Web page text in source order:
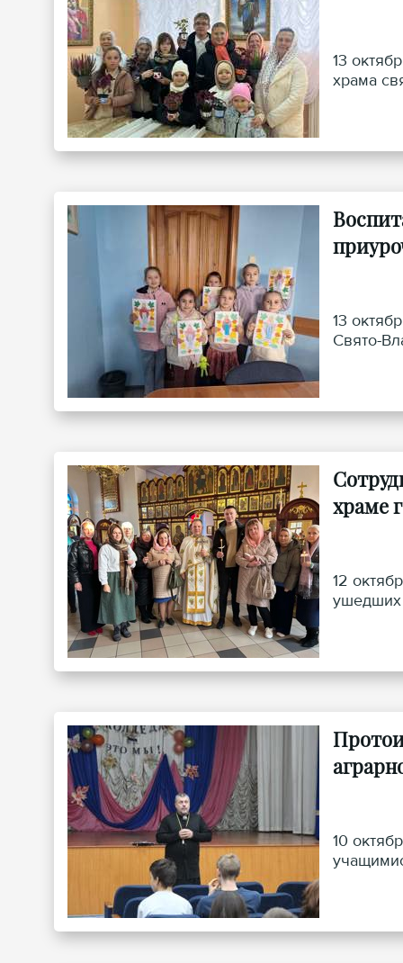
13
храма
13
Свято-
храме
12
ушедших
10